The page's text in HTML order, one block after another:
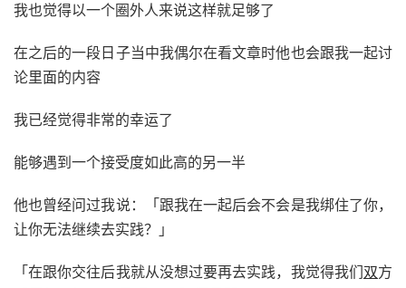
我也觉得以一个圈外人来说这样就足够了
在之后的一段日子当中我偶尔在看文章时他也会跟我一起讨
论里面的内容
我已经觉得非常的幸运了
能够遇到一个接受度如此高的另一半
他也曾经问过我说：「跟我在一起后会不会是我绑住了你，
让你无法继续去实践？」
「在跟你交往后我就从没想过要再去实践，我觉得我们双方